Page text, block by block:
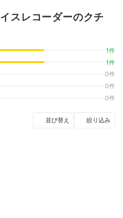
スレコーダーのクチ
1件
1件
0件
0件
0件
並び替え 絞り込み